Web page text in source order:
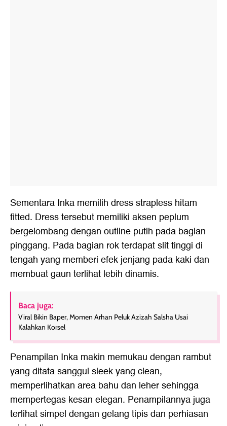
Sementara Inka memilih dress strapless hitam
fitted. Dress tersebut memiliki aksen peplum
bergelombang dengan outline putih pada bagian
pinggang. Pada bagian rok terdapat slit tinggi di
tengah yang memberi efek jenjang pada kaki dan
membuat gaun terlihat lebih dinamis.
Baca juga:
Viral Bikin Baper, Momen Arhan Peluk Azizah Salsha Usai
Kalahkan Korsel
Penampilan Inka makin memukau dengan rambut
yang ditata sanggul sleek yang clean,
memperlihatkan area bahu dan leher sehingga
mempertegas kesan elegan. Penampilannya juga
terlihat simpel dengan gelang tipis dan perhiasan